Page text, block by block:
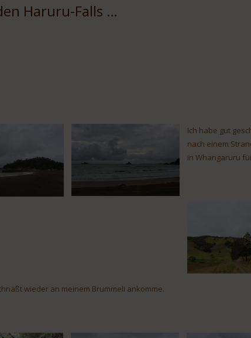
Haruru-Falls …
Ich habe gut
nach einem
in Whangaruru
wieder an meinem Brummeli ankomme.